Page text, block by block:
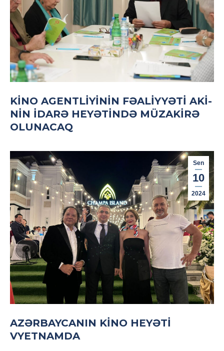
KINO AGENTLIYININ FƏALIYYƏTI AKİ-
NIN İDARƏ HEYƏTINDƏ MÜZAKIRƏ
OLUNACAQ
Sen
10
2024
AZƏRBAYCANIN KINO HEYƏTI
VYETNAMDA